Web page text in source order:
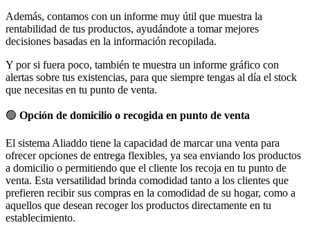
Además, contamos con un informe muy útil que muestra la
rentabilidad de tus productos, ayudándote a tomar mejores
decisiones basadas en la información recopilada.
Y por si fuera poco, también te muestra un informe gráfico con
alertas sobre tus existencias, para que siempre tengas al día el stock
que necesitas en tu punto de venta.
🟢 Opción de domicilio o recogida en punto de venta
El sistema Aliaddo tiene la capacidad de marcar una venta para
ofrecer opciones de entrega flexibles, ya sea enviando los productos
a domicilio o permitiendo que el cliente los recoja en tu punto de
venta. Esta versatilidad brinda comodidad tanto a los clientes que
prefieren recibir sus compras en la comodidad de su hogar, como a
aquellos que desean recoger los productos directamente en tu
establecimiento.